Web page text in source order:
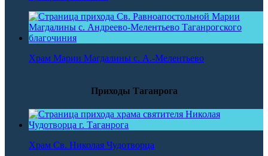
Храм Марии Магдалины с. А.-Мелентьево
Приходы Таганрога
Храм Св. Николая Чудотворца